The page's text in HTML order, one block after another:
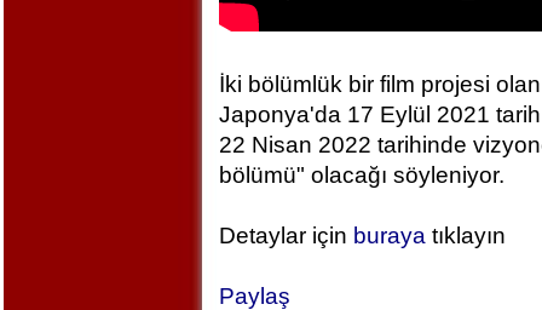
İki bölümlük bir film projesi
Japonya'da 17 Eylül 2021
22 Nisan 2022 tarihinde
bölümü" olacağı söyleniyor.
Detaylar için buraya tıklayın
Paylaş